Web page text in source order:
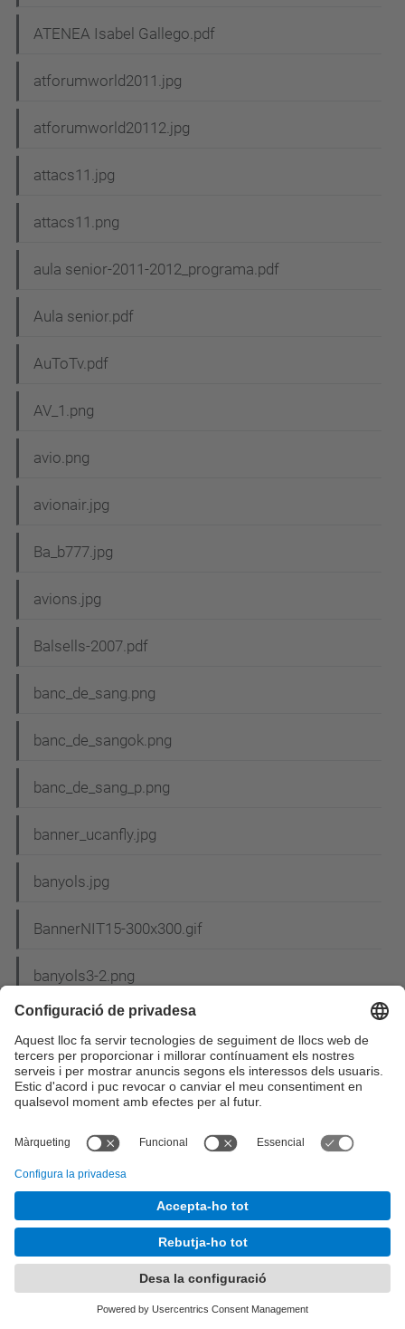
ATENEA Isabel Gallego.pdf
atforumworld2011.jpg
atforumworld20112.jpg
attacs11.jpg
attacs11.png
aula senior-2011-2012_programa.pdf
Aula senior.pdf
AuToTv.pdf
AV_1.png
avio.png
avionair.jpg
Ba_b777.jpg
avions.jpg
Balsells-2007.pdf
banc_de_sang.png
banc_de_sangok.png
banc_de_sang_p.png
banner_ucanfly.jpg
banyols.jpg
BannerNIT15-300x300.gif
banyols3-2.png
BarcelonaASM12.png
BASESCohesio2008.pdf
Bases_sorteig_MU.pdf
Bases XIII Premio Abertis (Es).pdf
BASM2013.png